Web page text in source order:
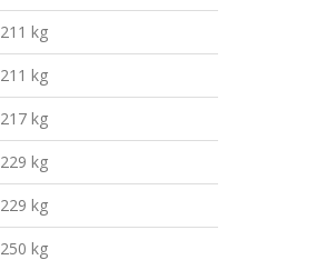
211 kg
211 kg
217 kg
229 kg
229 kg
250 kg